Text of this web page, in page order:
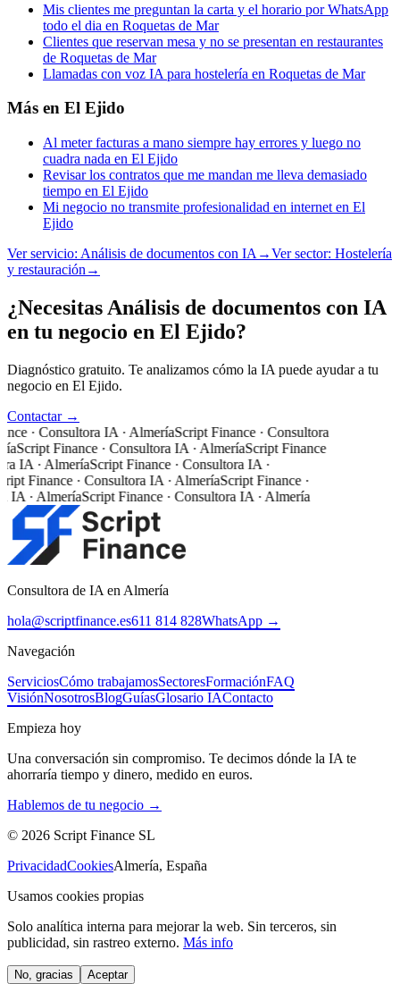
Mis clientes me preguntan la carta y el horario por WhatsApp
todo el dia en Roquetas de Mar
Clientes que reservan mesa y no se presentan en restaurantes
de Roquetas de Mar
Llamadas con voz IA para hostelería en Roquetas de Mar
Más en El Ejido
Al meter facturas a mano siempre hay errores y luego no
cuadra nada en El Ejido
Revisar los contratos que me mandan me lleva demasiado
tiempo en El Ejido
Mi negocio no transmite profesionalidad en internet en El
Ejido
Ver servicio: Análisis de documentos con IA →Ver sector: Hostelería
y restauración →
¿Necesitas Análisis de documentos con IA
en tu negocio en El Ejido?
Diagnóstico gratuito. Te analizamos cómo la IA puede ayudar a tu
negocio en El Ejido.
Contactar →
· Consultora IA · AlmeríaScript Finance · Consultora
Script Finance · Consultora IA · AlmeríaScript Finance
IA · AlmeríaScript Finance · Consultora IA ·
Finance · Consultora IA · AlmeríaScript Finance ·
IA · AlmeríaScript Finance · Consultora IA · Almería
Consultora de IA en Almería
hola@scriptfinance.es611 814 828WhatsApp →
Navegación
ServiciosCómo trabajamosSectoresFormaciónFAQ
VisiónNosotrosBlogGuíasGlosario IAContacto
Empieza hoy
Una conversación sin compromiso. Te decimos dónde la IA te
ahorraría tiempo y dinero, medido en euros.
Hablemos de tu negocio →
© 2026 Script Finance SL
PrivacidadCookiesAlmería, España
Usamos cookies propias
Solo analítica interna para mejorar la web. Sin terceros, sin
publicidad, sin rastreo externo. Más info
No, gracias Aceptar